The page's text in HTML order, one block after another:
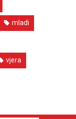
mladi
vjera